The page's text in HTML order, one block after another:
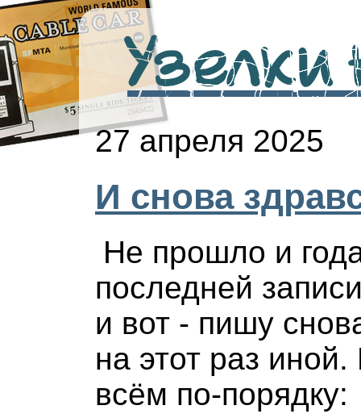
Узелки
27 апреля 2025
И снова
Не прошло и
последней
и вот - пишу
на этот раз
всём по-порядку: